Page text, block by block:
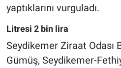
yaptıklarını vurguladı.
Litresi 2 bin lira
Seydikemer Ziraat Odası
Gümüş, Seydikemer-